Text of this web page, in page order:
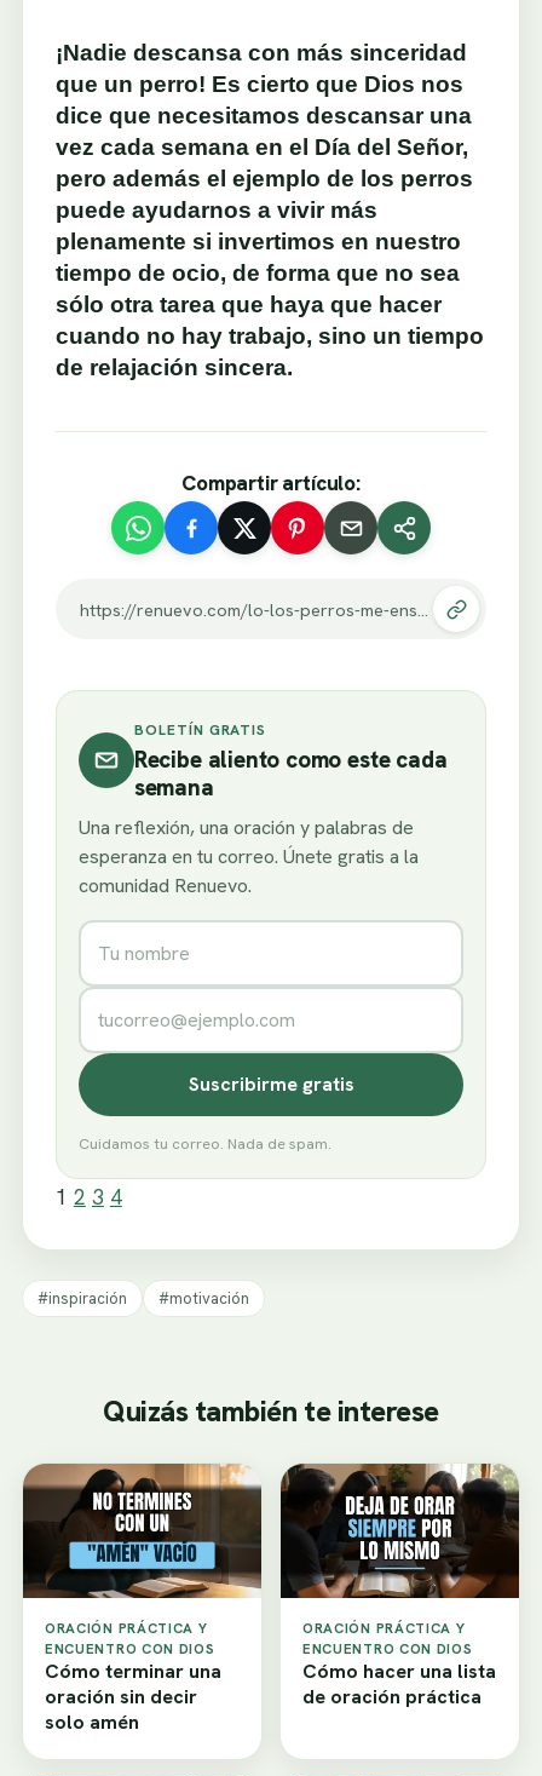
¡Nadie descansa con más sinceridad
que un perro! Es cierto que Dios nos
dice que necesitamos descansar una
vez cada semana en el Día del Señor,
pero además el ejemplo de los perros
puede ayudarnos a vivir más
plenamente si invertimos en nuestro
tiempo de ocio, de forma que no sea
sólo otra tarea que haya que hacer
cuando no hay trabajo, sino un tiempo
de relajación sincera.
Compartir artículo:
BOLETÍN GRATIS
Recibe aliento como este cada
semana
Una reflexión, una oración y palabras de
esperanza en tu correo. Únete gratis a la
comunidad Renuevo.
Nombre
Correo electrónico
Suscribirme gratis
Cuidamos tu correo. Nada de spam.
1 2 3 4
#inspiración #motivación
Quizás también te interese
ORACIÓN PRÁCTICA Y
ENCUENTRO CON DIOS
Cómo terminar una
oración sin decir
solo amén
ORACIÓN PRÁCTICA Y
ENCUENTRO CON DIOS
Cómo hacer una lista
de oración práctica